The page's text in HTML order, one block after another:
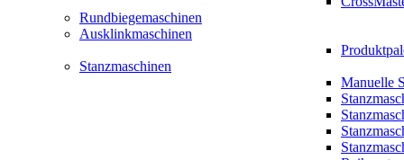
Rundbiegemaschinen
Ausklinkmaschinen
Stanzmaschinen
Manuelle